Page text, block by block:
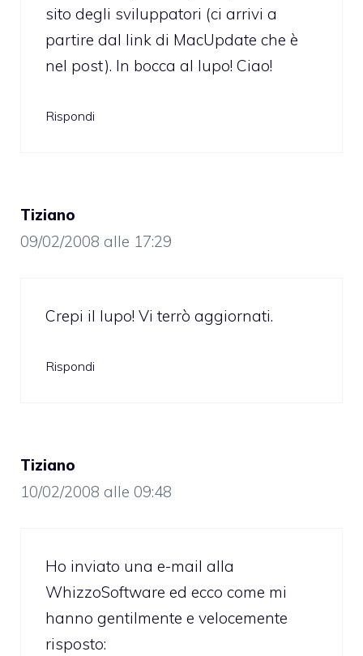
sito degli sviluppatori (ci arrivi a
partire dal link di MacUpdate che è
nel post). In bocca al lupo! Ciao!
Rispondi
Tiziano
09/02/2008 alle 17:29
Crepi il lupo! Vi terrò aggiornati.
Rispondi
Tiziano
10/02/2008 alle 09:48
Ho inviato una e-mail alla
WhizzoSoftware ed ecco come mi
hanno gentilmente e velocemente
risposto: